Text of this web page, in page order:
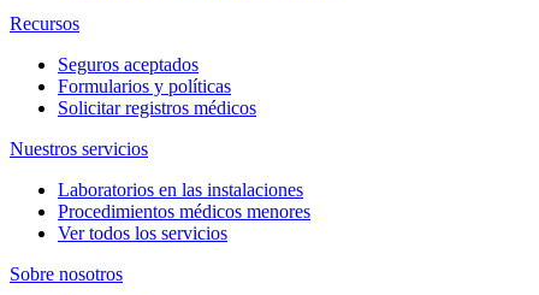
Recursos
Seguros aceptados
Formularios y políticas
Solicitar registros médicos
Nuestros servicios
Laboratorios en las instalaciones
Procedimientos médicos menores
Ver todos los servicios
Sobre nosotros